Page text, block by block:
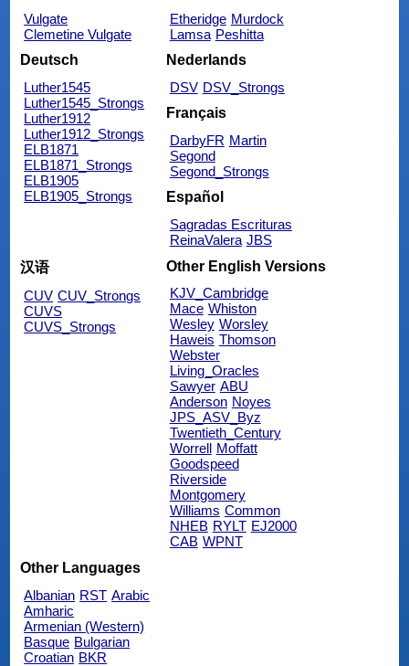
Vulgate
Clemetine Vulgate
Etheridge Murdock
Lamsa Peshitta
Deutsch
Luther1545
Luther1545_Strongs
Luther1912
Luther1912_Strongs
ELB1871
ELB1871_Strongs
ELB1905
ELB1905_Strongs
Nederlands
DSV DSV_Strongs
Français
DarbyFR Martin
Segond
Segond_Strongs
Español
Sagradas Escrituras
ReinaValera JBS
汉语
CUV CUV_Strongs
CUVS
CUVS_Strongs
Other English Versions
KJV_Cambridge
Mace Whiston
Wesley Worsley
Haweis Thomson
Webster
Living_Oracles
Sawyer ABU
Anderson Noyes
JPS_ASV_Byz
Twentieth_Century
Worrell
Moffatt
Goodspeed
Riverside
Montgomery
Williams Common
NHEB RYLT EJ2000
CAB WPNT
Other Languages
Albanian RST Arabic
Amharic
Armenian (Western)
Basque Bulgarian
Croatian BKR